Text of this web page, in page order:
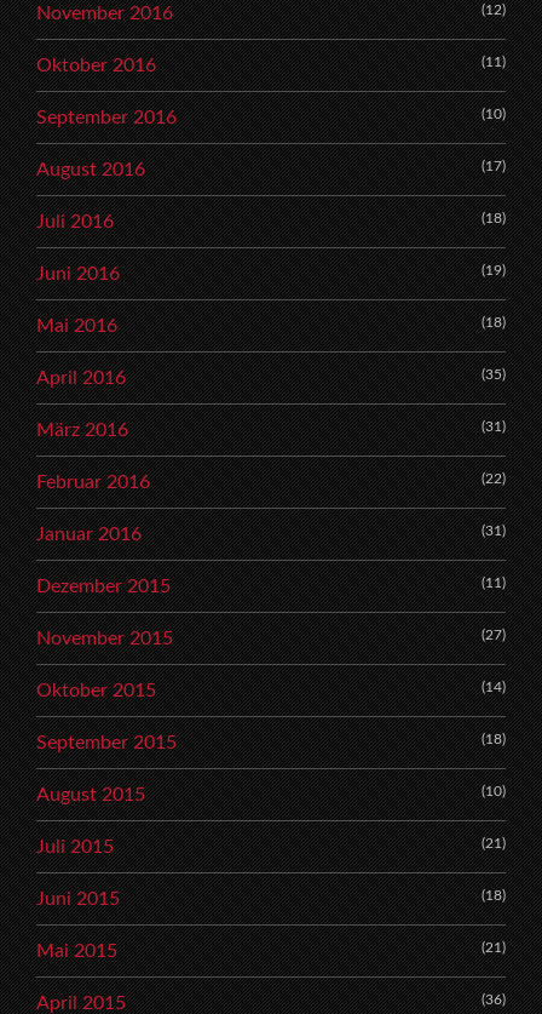
November 2016 (12)
Oktober 2016 (11)
September 2016 (10)
August 2016 (17)
Juli 2016 (18)
Juni 2016 (19)
Mai 2016 (18)
April 2016 (35)
März 2016 (31)
Februar 2016 (22)
Januar 2016 (31)
Dezember 2015 (11)
November 2015 (27)
Oktober 2015 (14)
September 2015 (18)
August 2015 (10)
Juli 2015 (21)
Juni 2015 (18)
Mai 2015 (21)
April 2015 (36)